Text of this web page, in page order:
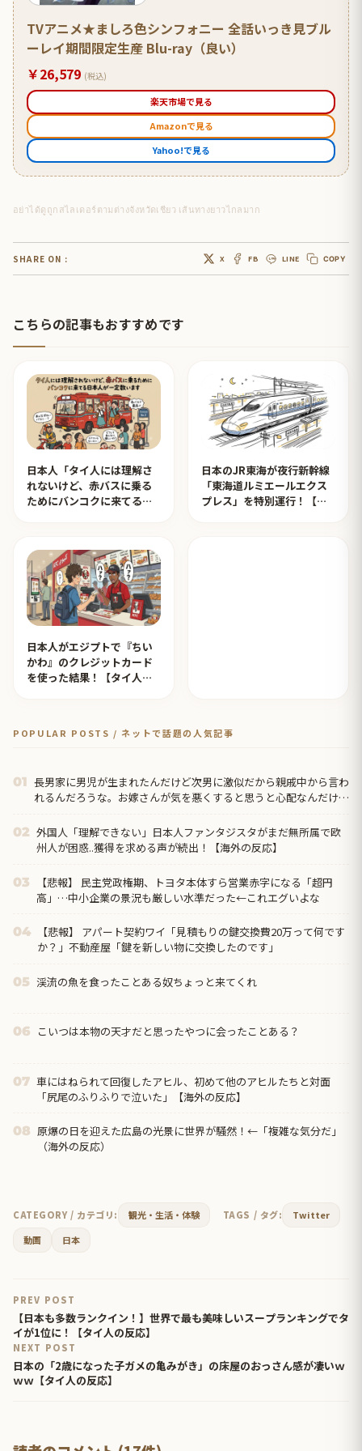
TVアニメ★ましろ色シンフォニー 全話いっき見ブル
ーレイ期間限定生産 Blu-ray（良い）
￥26,579 (税込)
楽天市場で見る
Amazonで見る
Yahoo!で見る
อย่าได้ดูถูกสไลเดอร์ตามต่างจังหวัดเชียว เส้นทางยาวไกลมาก
SHARE ON : X FB LINE COPY
こちらの記事もおすすめです
日本人「タイ人には理解さ
れないけど、赤バスに乗る
ためにバンコクに来てる日
日本のJR東海が夜行新幹線
「東海道ルミエールエクス
プレス」を特別運行！【タ
日本人がエジプトで『ちい
かわ』のクレジットカード
を使った結果！【タイ人の
POPULAR POSTS / ネットで話題の人気記事
01 長男家に男児が生まれたんだけど次男に激似だから親戚中から言わ
れるんだろうな。お嫁さんが気を悪くすると思うと心配なんだけ
02 外国人「理解できない」日本人ファンタジスタがまだ無所属で欧
州人が困惑..獲得を求める声が続出！【海外の反応】
03
【悲報】 民主党政権期、トヨタ本体すら営業赤字になる「超円
高」…中小企業の景況も厳しい水準だった←これエグいよな
04
【悲報】 アパート契約ワイ「見積もりの鍵交換費20万って何です
か？」不動産屋「鍵を新しい物に交換したのです」
05 渓流の魚を食ったことある奴ちょっと来てくれ
06 こいつは本物の天才だと思ったやつに会ったことある？
07 車にはねられて回復したアヒル、初めて他のアヒルたちと対面
「尻尾のふりふりで泣いた」【海外の反応】
08 原爆の日を迎えた広島の光景に世界が騒然！←「複雑な気分だ」
（海外の反応）
CATEGORY / カテゴリ: 観光・生活・体験 TAGS / タグ:
Twitter
動画
日本
PREV POST
【日本も多数ランクイン！】世界で最も美味しいスープランキングでタ
イが1位に！【タイ人の反応】
NEXT POST
日本の「2歳になった子ガメの亀みがき」の床屋のおっさん感が凄いｗ
ｗｗ【タイ人の反応】